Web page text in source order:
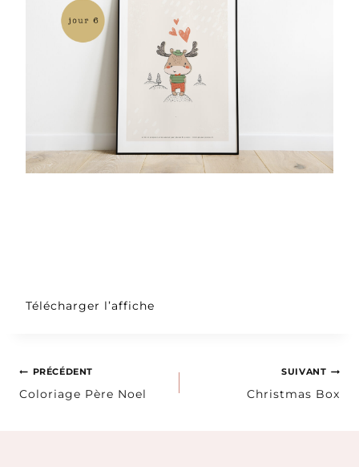
Télécharger l’affiche
Navigation
PRÉCÉDENT
Coloriage Père Noel
SUIVANT
Christmas Box